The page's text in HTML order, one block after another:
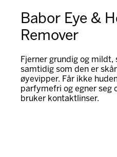
Babor Eye &
Remover
Fjerner grundig og mildt,
samtidig som den er
øyevipper. Får ikke
parfymefri og egner seg
bruker kontaktlinser.